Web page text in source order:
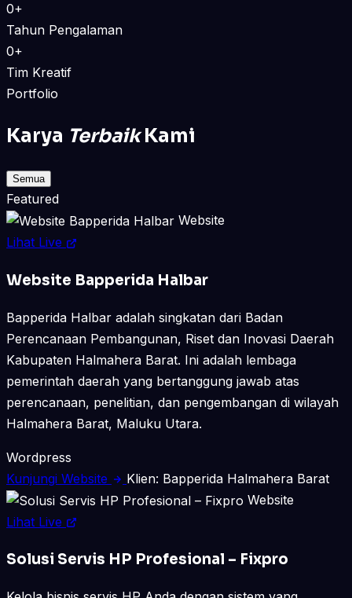
0+
Tahun Pengalaman
0+
Tim Kreatif
Portfolio
Karya TerbaikKami
Semua
Featured
Website
Lihat Live
Website Bapperida Halbar
Bapperida Halbar adalah singkatan dari Badan
Perencanaan Pembangunan, Riset dan Inovasi Daerah
Kabupaten Halmahera Barat. Ini adalah lembaga
pemerintah daerah yang bertanggung jawab atas
perencanaan, penelitian, dan pengembangan di wilayah
Halmahera Barat, Maluku Utara.
Wordpress
Kunjungi Website
Klien: Bapperida Halmahera Barat
Website
Lihat Live
Solusi Servis HP Profesional – Fixpro